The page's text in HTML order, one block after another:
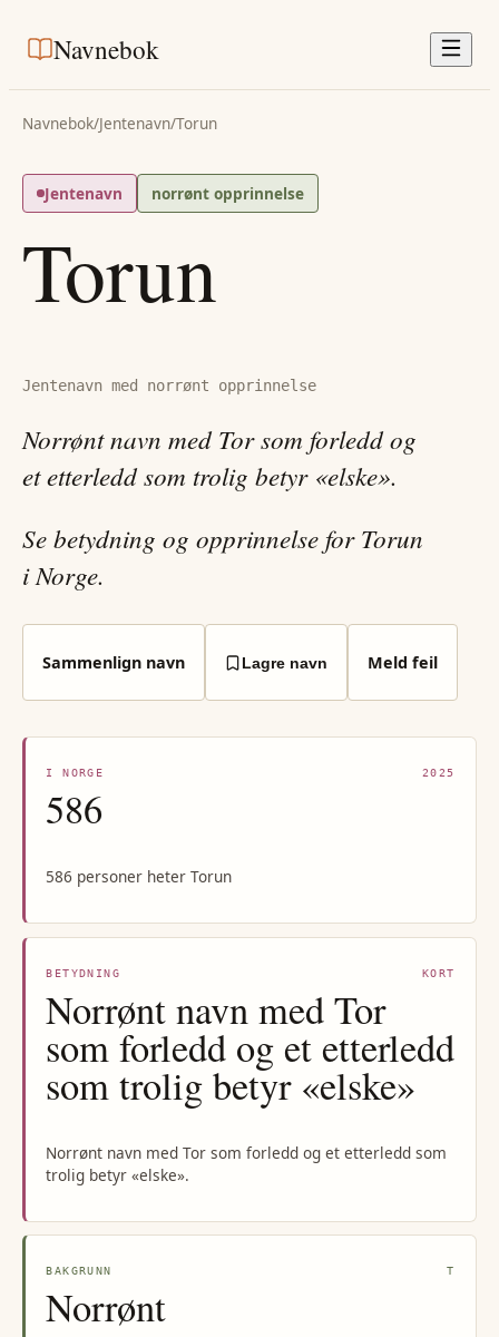
Navnebok
Navnebok/Jentenavn/Torun
Jentenavn norrønt opprinnelse
Torun
Jentenavn med norrønt opprinnelse
Norrønt navn med Tor som forledd og
et etterledd som trolig betyr «elske».
Se betydning og opprinnelse for Torun
i Norge.
Sammenlign navn Lagre navn Meld feil
I NORGE 2025
586
586 personer heter Torun
BETYDNING KORT
Norrønt navn med Tor
som forledd og et etterledd
som trolig betyr «elske»
Norrønt navn med Tor som forledd og et etterledd som
trolig betyr «elske».
BAKGRUNN T
Norrønt